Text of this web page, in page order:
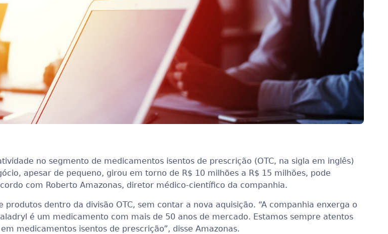
no segmento de medicamentos isentos de prescrição (OTC, na sigla em inglês)
apesar de pequeno, girou em torno de R$ 10 milhões a R$ 15 milhões, pode
com Roberto Amazonas, diretor médico-científico da companhia.
dentro da divisão OTC, sem contar a nova aquisição. “A companhia enxerga o
é um medicamento com mais de 50 anos de mercado. Estamos sempre atentos
medicamentos isentos de prescrição”, disse Amazonas.